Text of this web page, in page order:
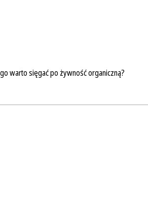
PO ARTYKUŁACH
warto sięgać po żywność organiczną?